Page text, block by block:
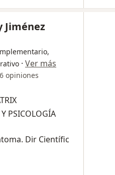
Jiménez
· Ver más
opiniones
PSICOLOGÍA
Dir Científic